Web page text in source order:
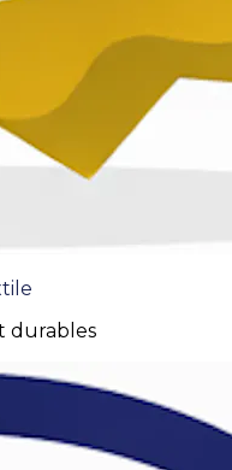
durables